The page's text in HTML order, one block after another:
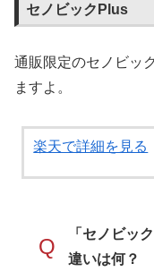
セノビックPlus
通販限定のセノビッ
ますよ。
楽天で詳細を見る
Q
「セノビッ
違いは何？